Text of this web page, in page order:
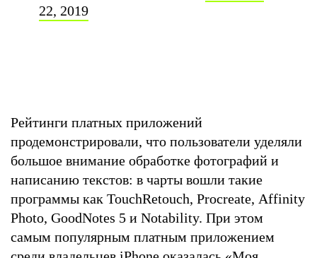
22, 2019
Рейтинги платных приложений
продемонстрировали, что пользователи уделяли
большое внимание обработке фотографий и
написанию текстов: в чарты вошли такие
программы как TouchRetouch, Procreate, Affinity
Photo, GoodNotes 5 и Notability. При этом
самым популярным платным приложением